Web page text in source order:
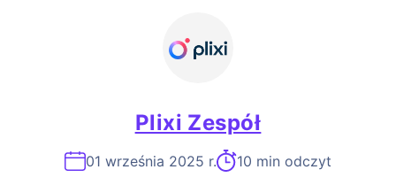
Plixi Zespół
01 września 2025 r. 10 min odczyt